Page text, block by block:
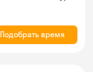
Подобрать время